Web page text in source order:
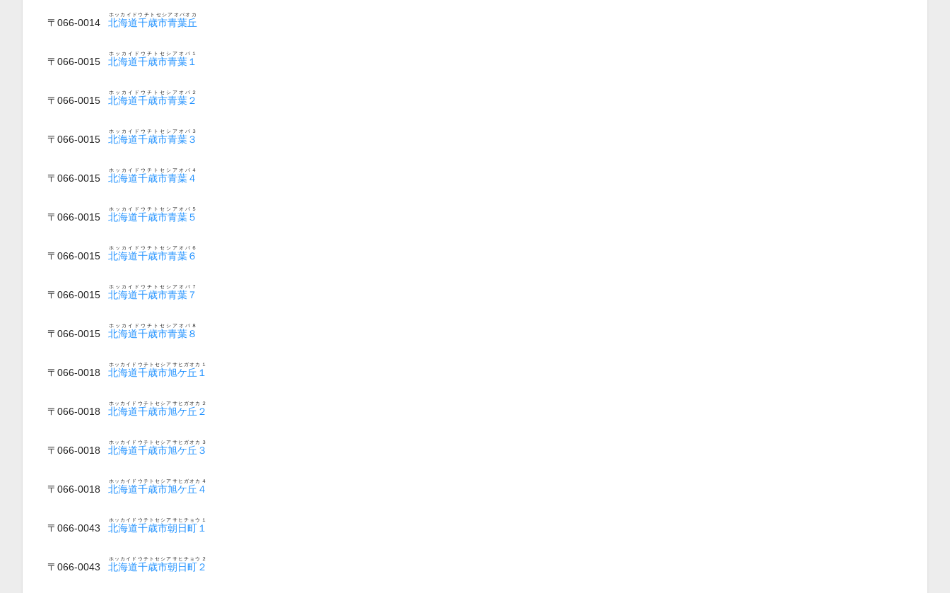
〒066-0014 北海道千歳市青葉丘
ホッカイドウチトセシアオバオカ
〒066-0015 北海道千歳市青葉１
ホッカイドウチトセシアオバ１
〒066-0015 北海道千歳市青葉２
ホッカイドウチトセシアオバ２
〒066-0015 北海道千歳市青葉３
ホッカイドウチトセシアオバ３
〒066-0015 北海道千歳市青葉４
ホッカイドウチトセシアオバ４
〒066-0015 北海道千歳市青葉５
ホッカイドウチトセシアオバ５
〒066-0015 北海道千歳市青葉６
ホッカイドウチトセシアオバ６
〒066-0015 北海道千歳市青葉７
ホッカイドウチトセシアオバ７
〒066-0015 北海道千歳市青葉８
ホッカイドウチトセシアオバ８
〒066-0018 北海道千歳市旭ケ丘１
ホッカイドウチトセシアサヒガオカ１
〒066-0018 北海道千歳市旭ケ丘２
ホッカイドウチトセシアサヒガオカ２
〒066-0018 北海道千歳市旭ケ丘３
ホッカイドウチトセシアサヒガオカ３
〒066-0018 北海道千歳市旭ケ丘４
ホッカイドウチトセシアサヒガオカ４
〒066-0043 北海道千歳市朝日町１
ホッカイドウチトセシアサヒチョウ１
〒066-0043 北海道千歳市朝日町２
ホッカイドウチトセシアサヒチョウ２